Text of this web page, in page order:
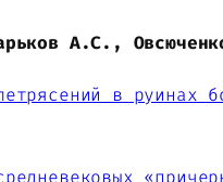
А.С.,
в руинах